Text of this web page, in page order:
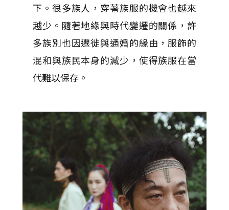
下。很多族人，穿著族服的機會也越來
越少。隨著地緣與時代變遷的關係，許
多族別也因遷徙與通婚的緣由，服飾的
混和與族民本身的減少，使得族服在當
代難以保存。